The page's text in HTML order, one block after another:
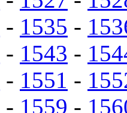
- 1535 -
- 1543 -
- 1551 -
- 1559 -